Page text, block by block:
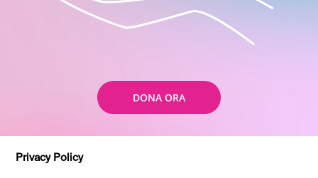
DONA ORA
Privacy Policy